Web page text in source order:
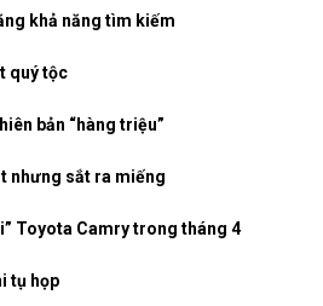
khả năng tìm kiếm
quý tộc
bản “hàng triệu”
nhưng sắt ra miếng
Toyota Camry trong tháng 4
tụ họp